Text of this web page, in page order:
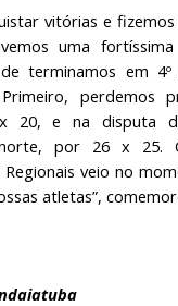
vitórias e
uma
terminamos em
perdemos
20, e na disputa
por 26 x 25.
veio no
atletas”,